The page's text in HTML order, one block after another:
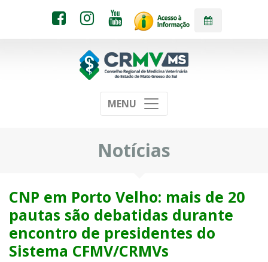
MENU
Notícias
CNP em Porto Velho: mais de 20
pautas são debatidas durante
encontro de presidentes do
Sistema CFMV/CRMVs